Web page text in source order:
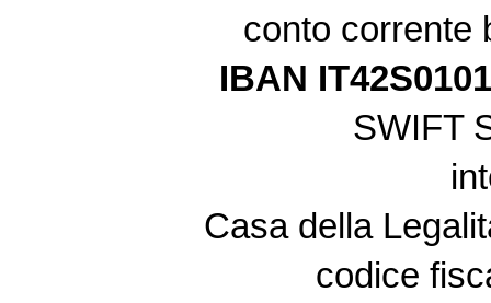
conto corrente
IBAN
SWIFT
Casa della
codice